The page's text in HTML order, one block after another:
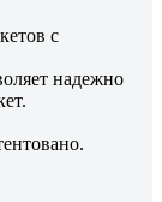
с
надежно